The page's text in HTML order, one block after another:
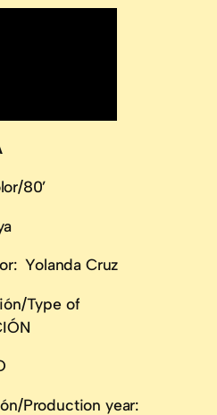
80’
Yolanda Cruz
Type of
Production year: